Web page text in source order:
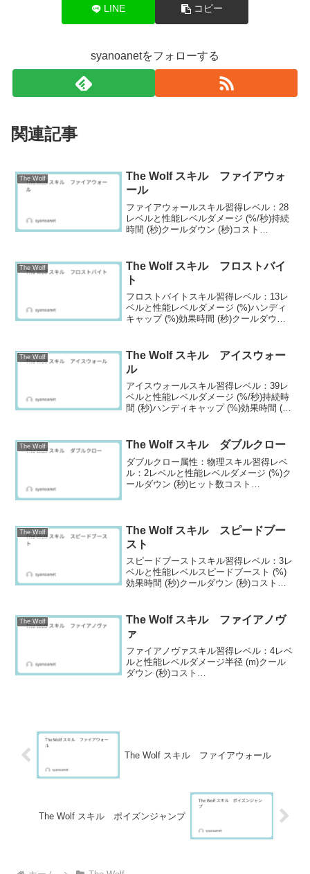
LINE コピー
syanoanetをフォローする
関連記事
The Wolf
The Wolf スキル ファイアウォ
ール
ファイアウォールスキル習得レベル：28
レベルと性能レベルダメージ (%/秒)持続
時間 (秒)クールダウン (秒)コスト
The Wolf
The Wolf スキル フロストバイ
ト
フロストバイトスキル習得レベル：13レ
ベルと性能レベルダメージ (%)ハンディ
キャップ (%)効果時間 (秒)クールダウン
41504466464.2242...
The Wolf
The Wolf スキル アイスウォー
ル
アイスウォールスキル習得レベル：39レ
ベルと性能レベルダメージ (%/秒)持続時
間 (秒)ハンディキャップ (%)効果時間 (秒)
87.444...
The Wolf The Wolf スキル ダブルクロー
ダブルクロー属性：物理スキル習得レベ
ル：2レベルと性能レベルダメージ (%)ク
ールダウン (秒)ヒット数コスト
The Wolf
The Wolf スキル スピードブー
スト
スピードブーストスキル習得レベル：3レ
ベルと性能レベルスピードブースト (%)
効果時間 (秒)クールダウン (秒)コスト
The Wolf
The Wolf スキル ファイアノヴ
ァ
ファイアノヴァスキル習得レベル：4レベ
ルと性能レベルダメージ半径 (m)クール
ダウン (秒)コスト
The Wolf スキル ファイアウォール
The Wolf スキル ポイズンジャンプ